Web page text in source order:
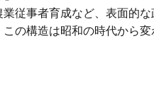
従事者育成など、表面的
の構造は昭和の時代から変